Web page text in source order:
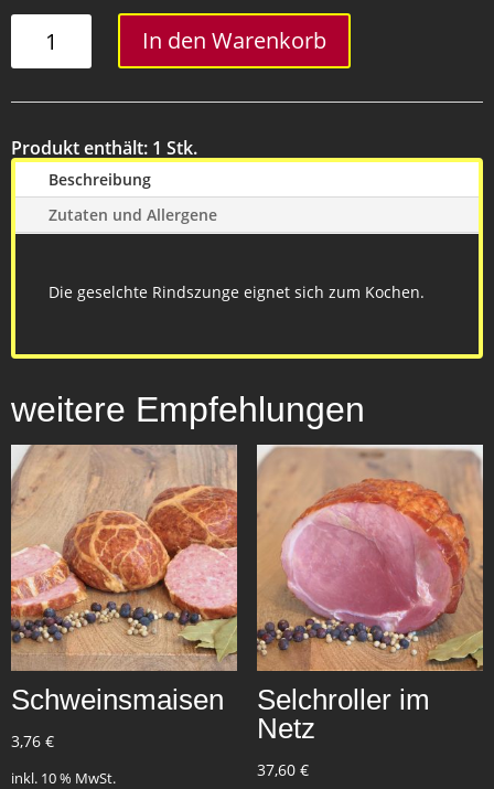
Rindszunge
1500
Menge
In den Warenkorb
Produkt enthält: 1 Stk.
Beschreibung
Zutaten und Allergene
Die geselchte Rindszunge eignet sich zum Kochen.
weitere Empfehlungen
Schweinsmaisen
3,76 €
inkl. 10 % MwSt.
Selchroller im
Netz
37,60 €